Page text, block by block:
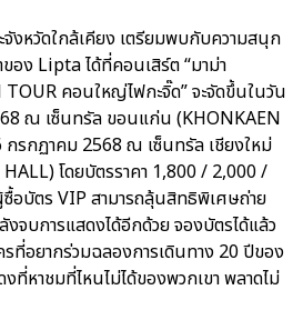
งหวัดใกล้เคียง เตรียมพบกับความสนุก
อง Lipta ได้ที่คอนเสิร์ต “มาม่า
คอนใหญ่ไฟกะจิ๊ด” จะจัดขึ้นในวัน
ณ เซ็นทรัล ขอนแก่น (KHONKAEN
กรกฏาคม 2568 ณ เซ็นทรัล เชียงใหม่
โดยบัตรราคา 1,800 / 2,000 /
อบัตร VIP สามารถลุ้นสิทธิพิเศษถ่าย
บการแสดงได้อีกด้วย จองบัตรได้แล้ว
อยากร่วมฉลองการเดินทาง 20 ปีของ
หาชมที่ไหนไม่ได้ของพวกเขา พลาดไม่